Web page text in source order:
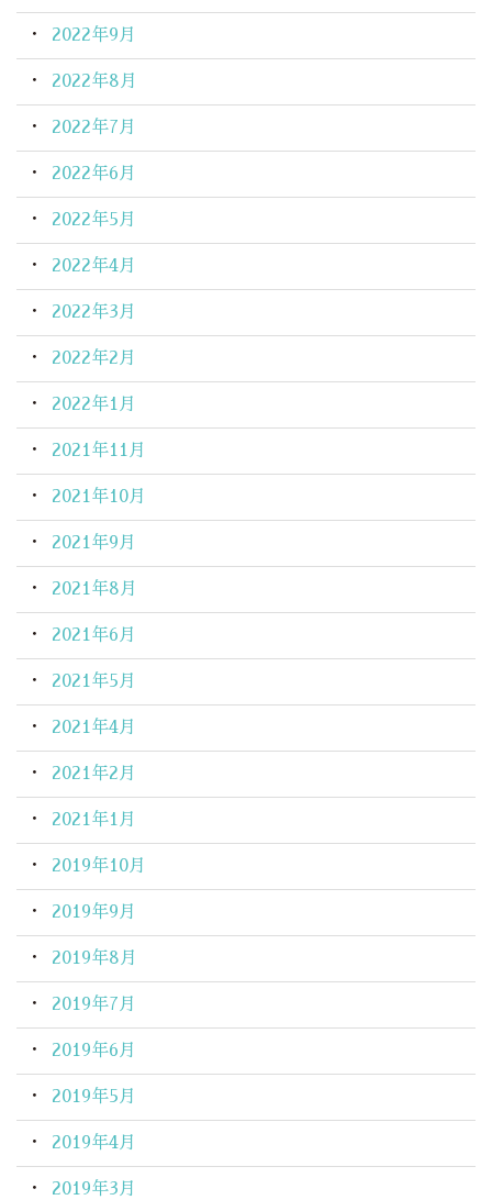
2022年9月
2022年8月
2022年7月
2022年6月
2022年5月
2022年4月
2022年3月
2022年2月
2022年1月
2021年11月
2021年10月
2021年9月
2021年8月
2021年6月
2021年5月
2021年4月
2021年2月
2021年1月
2019年10月
2019年9月
2019年8月
2019年7月
2019年6月
2019年5月
2019年4月
2019年3月